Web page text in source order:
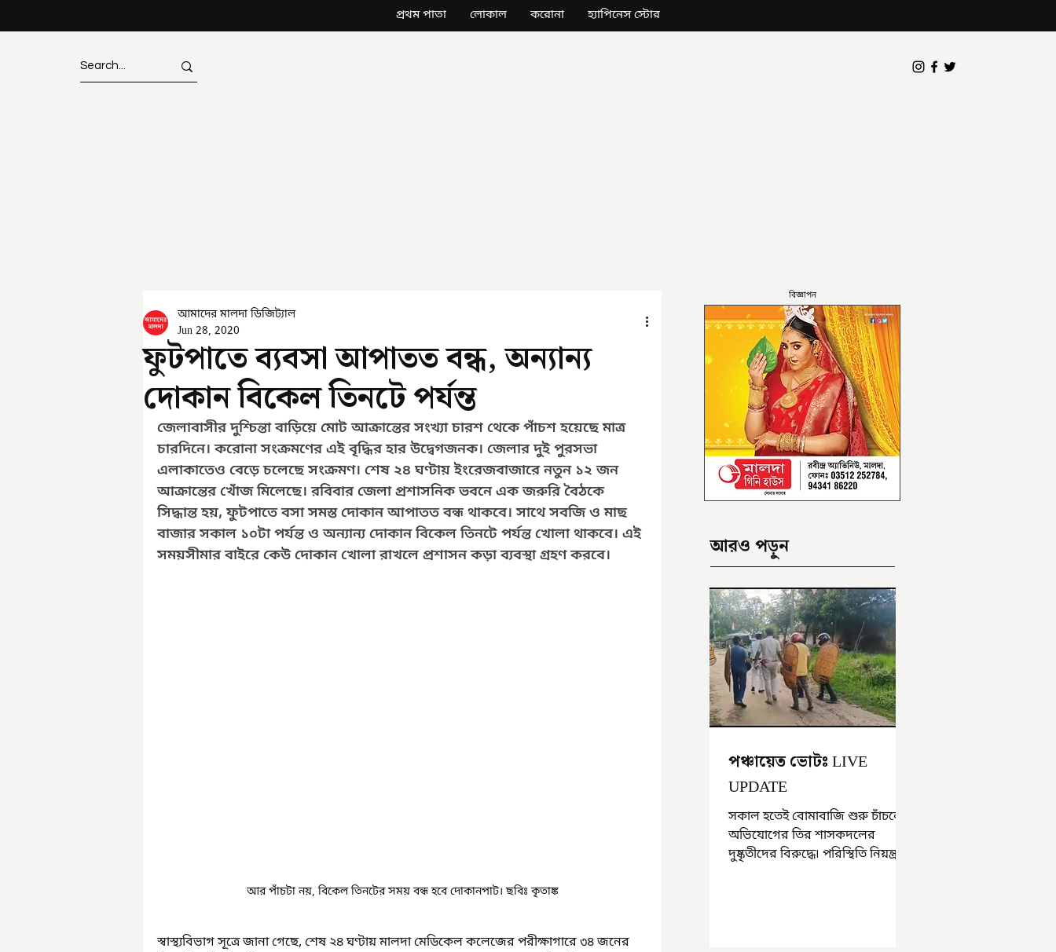
প্রথম পাতা লোকাল করোনা হ্যাপিনেস স্টোর
ফুটপাতে ব্যবসা আপাতত বন্ধ, অন্যান্য
দোকান বিকেল তিনটে পর্যন্ত
আমাদের মালদা ডিজিট্যাল
Jun 28, 2020
জেলাবাসীর দুশ্চিন্তা বাড়িয়ে মোট আক্রান্তের সংখ্যা চারশ থেকে পাঁচশ হয়েছে মাত্র
চারদিনে। করোনা সংক্রমণের এই বৃদ্ধির হার উদ্বেগজনক। জেলার দুই পুরসভা
এলাকাতেও বেড়ে চলেছে সংক্রমণ। শেষ ২৪ ঘণ্টায় ইংরেজবাজারে নতুন ১২ জন
আক্রান্তের খোঁজ মিলেছে। রবিবার জেলা প্রশাসনিক ভবনে এক জরুরি বৈঠকে
সিদ্ধান্ত হয়, ফুটপাতে বসা সমস্ত দোকান আপাতত বন্ধ থাকবে। সাথে সবজি ও মাছ
বাজার সকাল ১০টা পর্যন্ত ও অন্যান্য দোকান বিকেল তিনটে পর্যন্ত খোলা থাকবে। এই
সময়সীমার বাইরে কেউ দোকান খোলা রাখলে প্রশাসন কড়া ব্যবস্থা গ্রহণ করবে।
আর পাঁচটা নয়, বিকেল তিনটের সময় বন্ধ হবে দোকানপাট। ছবিঃ কৃতাঙ্ক
স্বাস্থ্যবিভাগ সূত্রে জানা গেছে, শেষ ২৪ ঘণ্টায় মালদা মেডিকেল কলেজের পরীক্ষাগারে ৩৪ জনের
বিজ্ঞাপন
আরও পড়ুন
পঞ্চায়েত ভোটঃ LIVE
UPDATE
সকাল হতেই বোমাবাজি শুরু চাঁচলে৷
অভিযোগের তির শাসকদলের
দুষ্কৃতীদের বিরুদ্ধে৷ পরিস্থিতি নিয়ন্ত্রণে